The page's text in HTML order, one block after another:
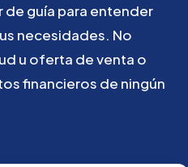
de guía para entender
necesidades. No
u oferta deventa o
financieros de ningún